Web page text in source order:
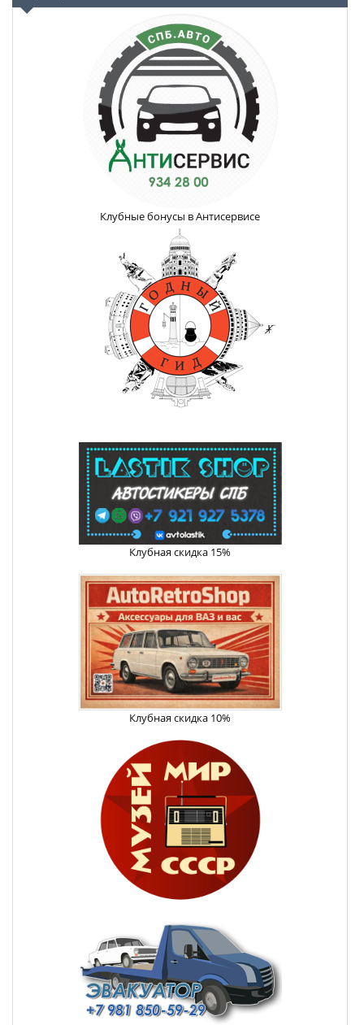
Клубные бонусы в Антисервисе
Клубная скидка 15%
Клубная скидка 10%